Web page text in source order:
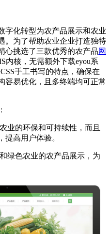
字化转型为农产品展示和农业
。为了帮助农业企业打造独特
心挑选了三款优秀的农产品网
内核，无需额外下载eyou系
手工书写的特点，确保在
容易优化，且多终端均可正常
业的环保和可持续性，而且
提高用户体验。
绿色农业的农产品展示，为